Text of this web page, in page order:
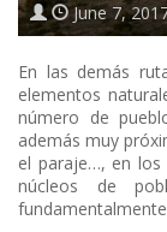
June 7,
En las demás
elementos
número de
además muy
el paraje…, en los
núcleos de